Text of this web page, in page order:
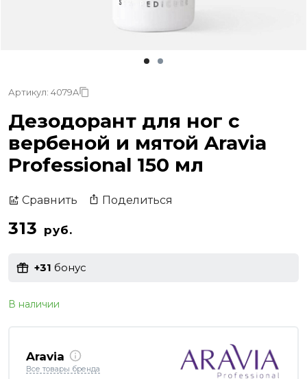
Артикул: 4079A
Дезодорант для ног с
вербеной и мятой Aravia
Professional 150 мл
Сравнить Поделиться
313 руб.
+31 бонус
В наличии
Aravia
Все товары бренда